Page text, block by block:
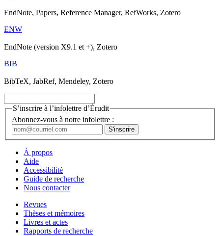
EndNote, Papers, Reference Manager, RefWorks, Zotero
ENW
EndNote (version X9.1 et +), Zotero
BIB
BibTeX, JabRef, Mendeley, Zotero
S’inscrire à l’infolettre d’Érudit
Abonnez-vous à notre infolettre :
À propos
Aide
Accessibilité
Guide de recherche
Nous contacter
Revues
Thèses et mémoires
Livres et actes
Rapports de recherche